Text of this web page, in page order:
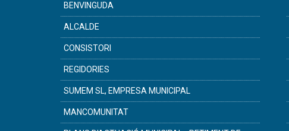
BENVINGUDA
ALCALDE
CONSISTORI
REGIDORIES
SUMEM SL, EMPRESA MUNICIPAL
MANCOMUNITAT